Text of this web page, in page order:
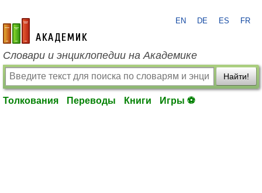
academic.ru
EN DE ES FR
Словари и энциклопедии на Академике
Найти!
Толкования Переводы Книги Игры ⚽